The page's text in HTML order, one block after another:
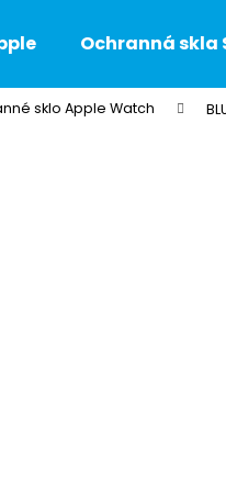
Ochranná skla
sklo Apple Watch
Co potřebujete